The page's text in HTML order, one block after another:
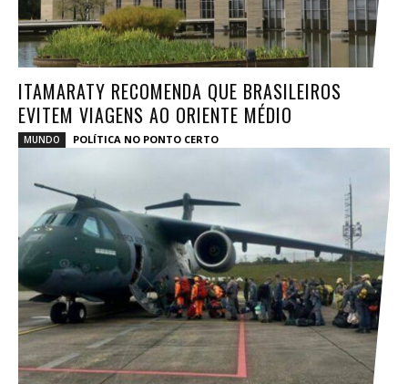
ITAMARATY RECOMENDA QUE BRASILEIROS
EVITEM VIAGENS AO ORIENTE MÉDIO
MUNDO POLÍTICA NO PONTO CERTO